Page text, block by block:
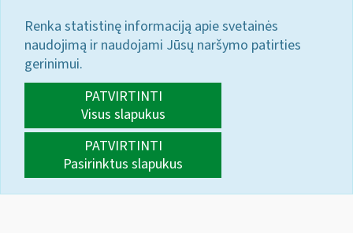
Renka statistinę informaciją apie svetainės
naudojimą ir naudojami Jūsų naršymo patirties
gerinimui.
PATVIRTINTI
Visus slapukus
PATVIRTINTI
Pasirinktus slapukus